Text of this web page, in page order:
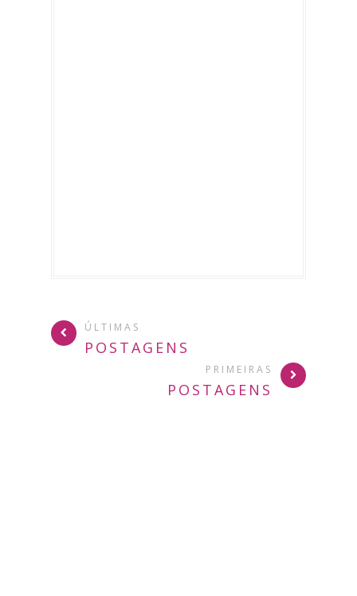
ÚLTIMAS
POSTAGENS
PRIMEIRAS
POSTAGENS